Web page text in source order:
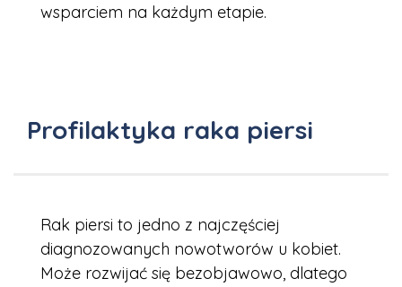
wsparciem na każdym etapie.
Profilaktyka raka piersi
Rak piersi to jedno z najczęściej
diagnozowanych nowotworów u kobiet.
Może rozwijać się bezobjawowo, dlatego